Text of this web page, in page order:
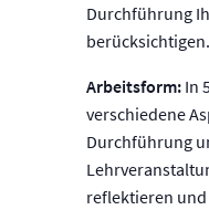
Durchführung
berücksichtigen.
Arbeitsform: In
verschiedene
Durchführung
reflektieren